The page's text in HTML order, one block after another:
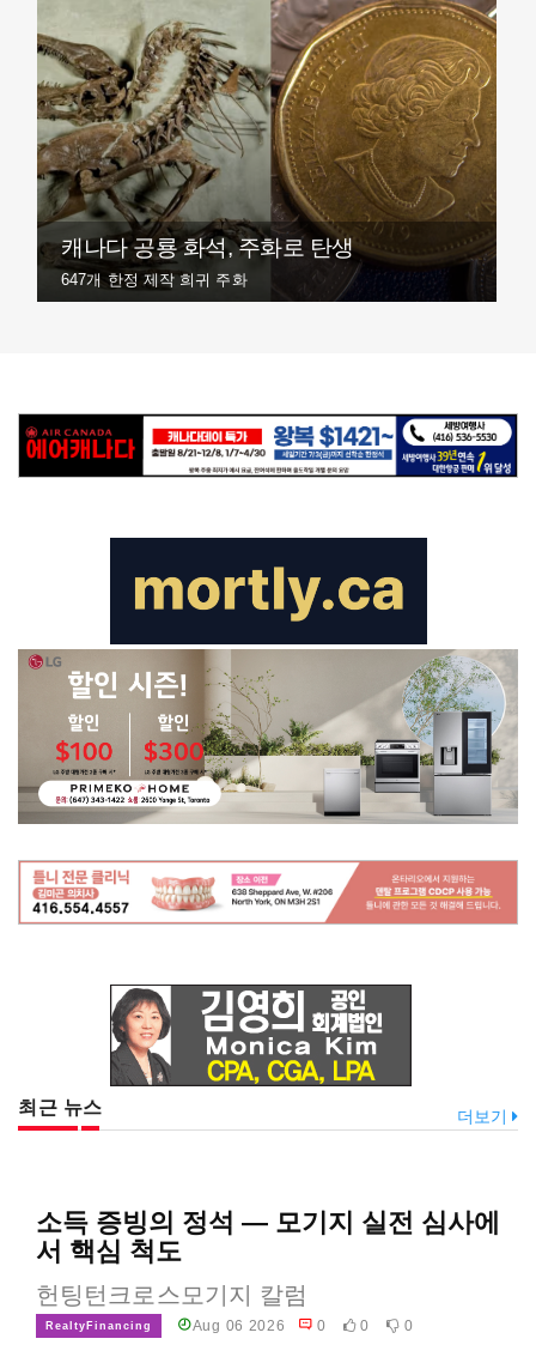
캐나다 공룡 화석, 주화로 탄생
647개 한정 제작 희귀 주화
최근 뉴스 더보기
소득 증빙의 정석 — 모기지 실전 심사에
서 핵심 척도
헌팅턴크로스모기지 칼럼
RealtyFinancing Aug 06 2026 0 0 0